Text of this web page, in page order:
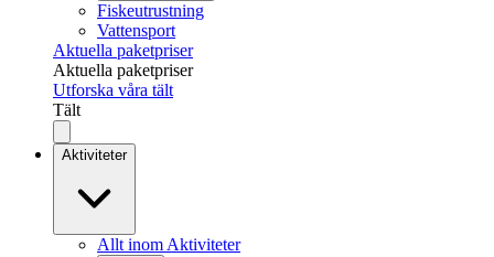
Fiskeutrustning
Vattensport
Aktuella paketpriser
Aktuella paketpriser
Utforska våra tält
Tält
Aktiviteter
Allt inom Aktiviteter